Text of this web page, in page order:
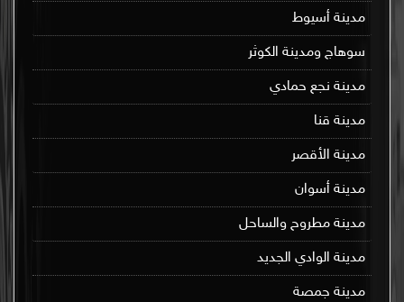
مدينة أسيوط
سوهاج ومدينة الكوثر
مدينة نجع حمادي
مدينة قنا
مدينة الأقصر
مدينة أسوان
مدينة مطروح والساحل
مدينة الوادي الجديد
مدينة جمصة